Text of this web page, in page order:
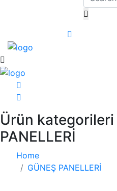
Ürün kategorileri
PANELLERİ
Home
GÜNEŞ PANELLERİ